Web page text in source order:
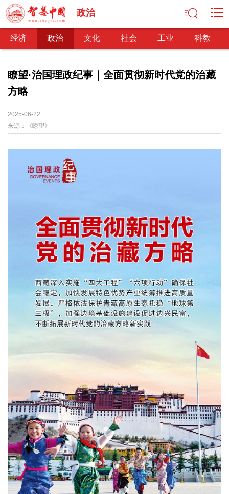
政治
经济 政治 文化 社会 工业 科教
经济
经济观察
经济转型
政治
依法治国
网文推荐
核心价值 文化产业 文化事业
艺术百家
文化观察
智海钩沉
装备制造 智能制造 制造2025 大国工匠
国防
国防建设 军民融合 兵器装备 军营风采
国际
中国与世界 国际视点 国际合作 他山之石
生态
生态文明 能源资源 环境保护 地方生态 休闲旅游
瞭望·治国理政纪事｜全面贯彻新时代党的治藏
方略
2025-06-22
来源：
《瞭望》